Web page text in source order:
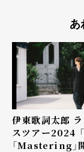
あ
伊東歌詞太郎
スツアー2024 「
「Mastering」